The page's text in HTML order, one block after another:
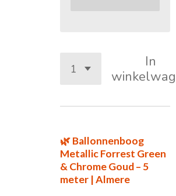
In
🌿 Ballonnenboog
Metallic Forrest Green
& Chrome Goud – 5
meter | Almere